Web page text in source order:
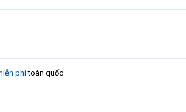
phítoàn quốc